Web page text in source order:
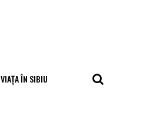
VIAȚA ÎN SIBIU